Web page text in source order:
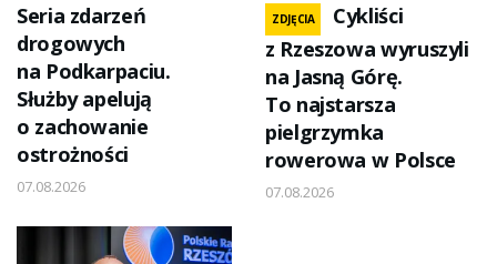
Seria zdarzeń
drogowych
na Podkarpaciu.
Służby apelują
o zachowanie
ostrożności
07.08.2026
ZDJĘCIA
Cykliści
z Rzeszowa wyruszyli
na Jasną Górę.
To najstarsza
pielgrzymka
rowerowa w Polsce
07.08.2026